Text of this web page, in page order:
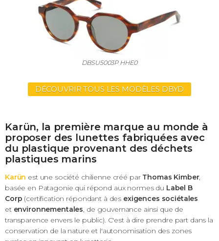
DBSU5003P HHE0
DÉCOUVRIR TOUS LES MODÈLES DBYD
Karün, la première marque au monde à
proposer des lunettes fabriquées avec
du plastique provenant des déchets
plastiques marins
Karün est une société chilienne créé par Thomas Kimber,
basée en Patagonie qui répond aux normes du Label B
Corp (certification répondant à des exigences sociétales
etenvironnementales, de gouvernance ainsi que de
transparence envers le public). C'est à dire prendre part dans la
conservation de la nature et l'autonomisation des zones